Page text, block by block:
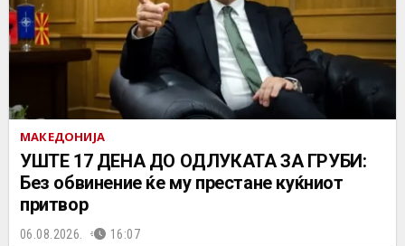
МАКЕДОНИЈА
УШТЕ 17 ДЕНА ДО ОДЛУКАТА ЗА ГРУБИ:
Без обвинение ќе му престане куќниот
притвор
06.08.2026. 16:07